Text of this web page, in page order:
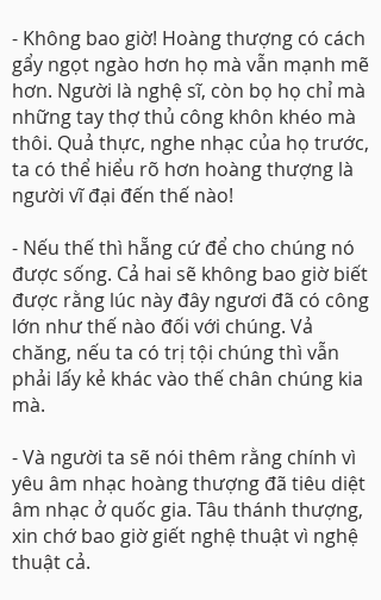
- Không bao giờ! Hoàng thượng có cách
gẩy ngọt ngào hơn họ mà vẫn mạnh mẽ
hơn. Người là nghệ sĩ, còn bọ họ chỉ mà
những tay thợ thủ công khôn khéo mà
thôi. Quả thực, nghe nhạc của họ trước,
ta có thể hiểu rõ hơn hoàng thượng là
người vĩ đại đến thế nào!
- Nếu thế thì hẵng cứ để cho chúng nó
được sống. Cả hai sẽ không bao giờ biết
được rằng lúc này đây ngươi đã có công
lớn như thế nào đối với chúng. Vả
chăng, nếu ta có trị tội chúng thì vẫn
phải lấy kẻ khác vào thế chân chúng kia
mà.
- Và người ta sẽ nói thêm rằng chính vì
yêu âm nhạc hoàng thượng đã tiêu diệt
âm nhạc ở quốc gia. Tâu thánh thượng,
xin chớ bao giờ giết nghệ thuật vì nghệ
thuật cả.